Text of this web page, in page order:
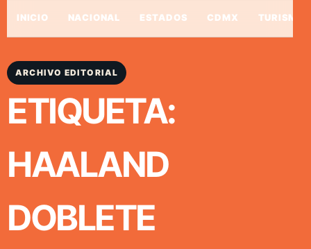
INICIO NACIONAL ESTADOS CDMX TURISMO
ARCHIVO EDITORIAL
ETIQUETA:
HAALAND
DOBLETE